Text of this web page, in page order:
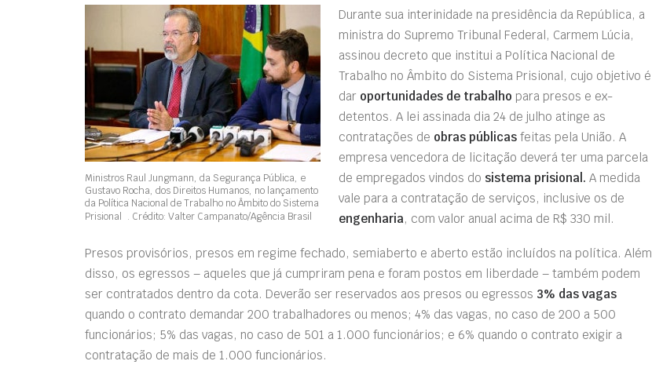
Ministros Raul Jungmann, da Segurança Pública, e
Gustavo Rocha, dos Direitos Humanos, no lançamento
da Política Nacional de Trabalho no Âmbito do Sistema
Prisional . Crédito: Valter Campanato/Agência Brasil
Durante sua interinidade na presidência da República, a
ministra do Supremo Tribunal Federal, Carmem Lúcia,
assinou decreto que institui a Política Nacional de
Trabalho no Âmbito do Sistema Prisional, cujo objetivo é
dar oportunidades de trabalho para presos e ex-
detentos. A lei assinada dia 24 de julho atinge as
contratações de obras públicas feitas pela União. A
empresa vencedora de licitação deverá ter uma parcela
de empregados vindos do sistema prisional. A medida
vale para a contratação de serviços, inclusive os de
engenharia, com valor anual acima de R$ 330 mil.
Presos provisórios, presos em regime fechado, semiaberto e aberto estão incluídos na política. Além
disso, os egressos – aqueles que já cumpriram pena e foram postos em liberdade – também podem
ser contratados dentro da cota. Deverão ser reservados aos presos ou egressos 3% das vagas
quando o contrato demandar 200 trabalhadores ou menos; 4% das vagas, no caso de 200 a 500
funcionários; 5% das vagas, no caso de 501 a 1.000 funcionários; e 6% quando o contrato exigir a
contratação de mais de 1.000 funcionários.